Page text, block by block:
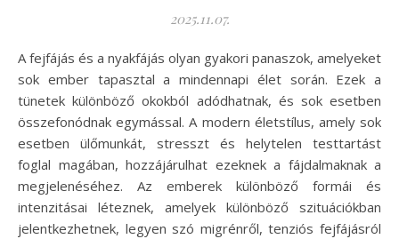
2025.11.07.
A fejfájás és a nyakfájás olyan gyakori panaszok, amelyeket
sok ember tapasztal a mindennapi élet során. Ezek a
tünetek különböző okokból adódhatnak, és sok esetben
összefonódnak egymással. A modern életstílus, amely sok
esetben ülőmunkát, stresszt és helytelen testtartást
foglal magában, hozzájárulhat ezeknek a fájdalmaknak a
megjelenéséhez. Az emberek különböző formái és
intenzitásai léteznek, amelyek különböző szituációkban
jelentkezhetnek, legyen szó migrénről, tenziós fejfájásról